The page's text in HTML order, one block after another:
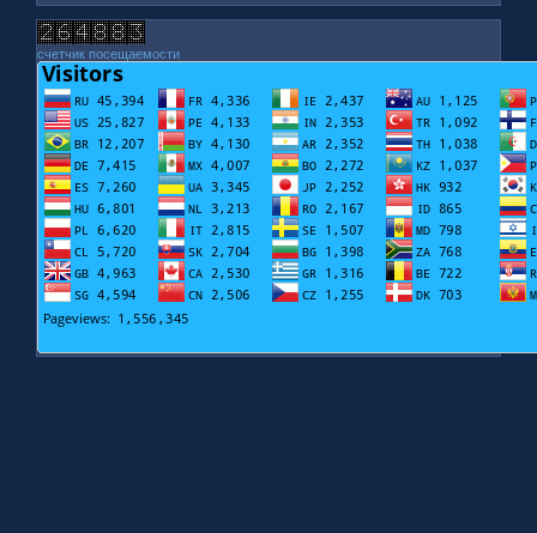
счетчик посещаемости